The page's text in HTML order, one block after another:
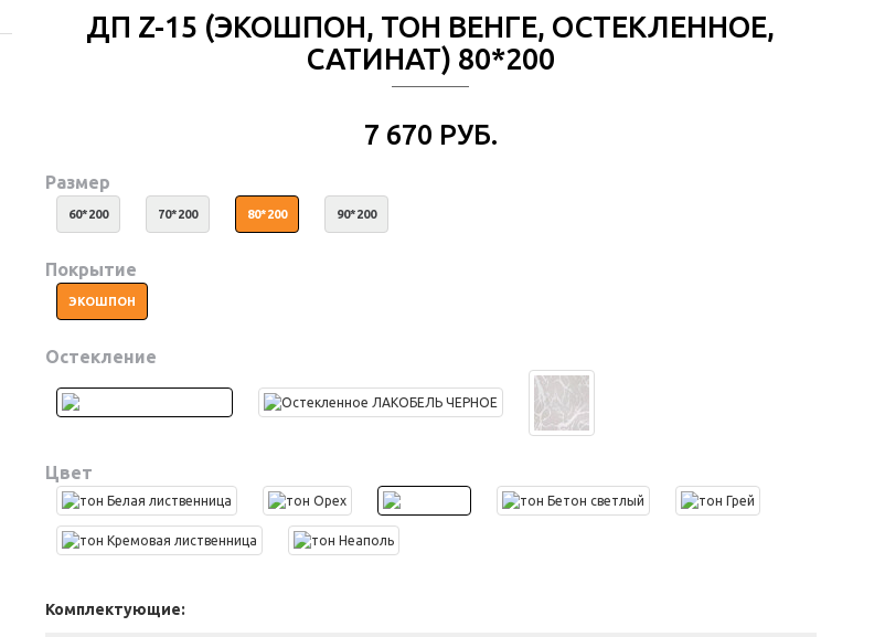
ДП Z-15 (ЭКОШПОН, ТОН ВЕНГЕ, ОСТЕКЛЕННОЕ,
САТИНАТ) 80*200
7 670 РУБ.
Размер
60*200 70*200 80*200 90*200
Покрытие
ЭКОШПОН
Остекление
Цвет
Комплектующие: